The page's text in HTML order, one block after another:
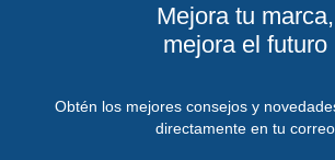
Mejora tu marca,
mejora el futuro
Obtén los mejores consejos y
directamente en tu correo